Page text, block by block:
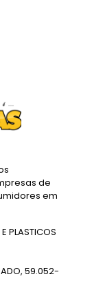
de
em
PLASTICOS
59.052-